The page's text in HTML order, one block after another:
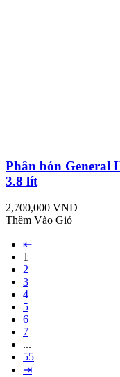
Phân bón General
3.8 lít
2,700,000 VND
Thêm Vào Giỏ
⇤
1
2
3
4
5
6
7
...
55
⇥